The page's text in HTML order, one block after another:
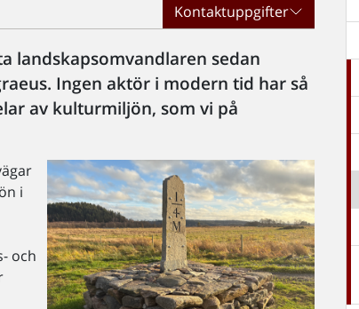
Kontaktuppgifter
landskapsomvandlaren sedan
Ingen aktör i modern tid har så
av kulturmiljön, som vi på
i
och